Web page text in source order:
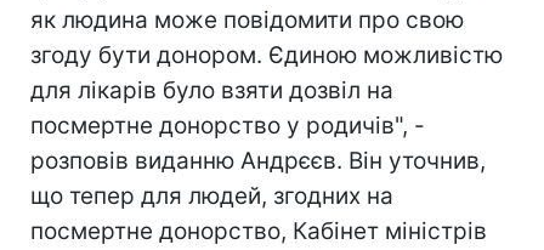
як людина може повідомити про свою
згоду бути донором. Єдиною можливістю
для лікарів було взяти дозвіл на
посмертне донорство у родичів", -
розповів виданню Андрєєв. Він уточнив,
що тепер для людей, згодних на
посмертне донорство, Кабінет міністрів